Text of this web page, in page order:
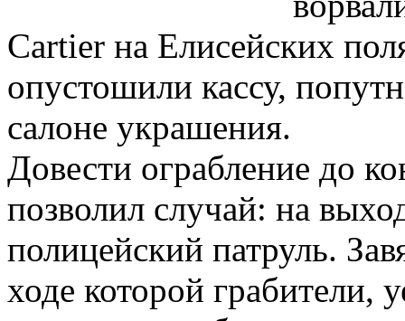
Cartier на Елисейских
опустошили кассу,
салоне украшения.
Довести ограбление до
позволил случай: на
полицейский патруль.
ходе которой грабители,